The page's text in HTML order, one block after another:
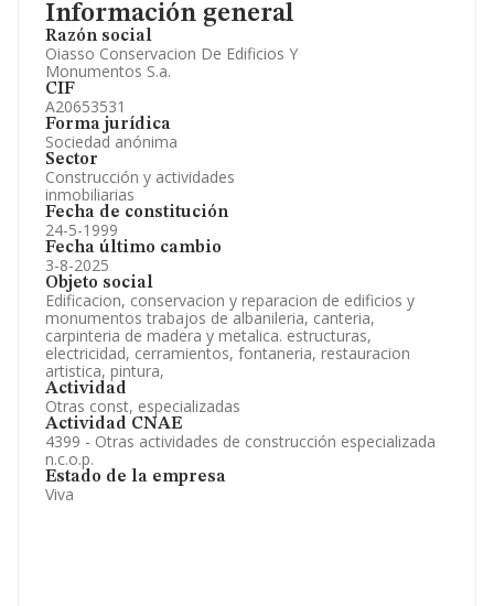
Información general
Razón social
Oiasso Conservacion De Edificios Y
Monumentos S.a.
CIF
A20653531
Forma jurídica
Sociedad anónima
Sector
Construcción y actividades
inmobiliarias
Fecha de constitución
24-5-1999
Fecha último cambio
3-8-2025
Objeto social
Edificacion, conservacion y reparacion de edificios y
monumentos trabajos de albanileria, canteria,
carpinteria de madera y metalica. estructuras,
electricidad, cerramientos, fontaneria, restauracion
artistica, pintura,
Actividad
Otras const, especializadas
Actividad CNAE
4399 - Otras actividades de construcción especializada
n.c.o.p.
Estado de la empresa
Viva
Artículos de prensa publicados sobre la empresa.
Información oficial y registral complementaria.